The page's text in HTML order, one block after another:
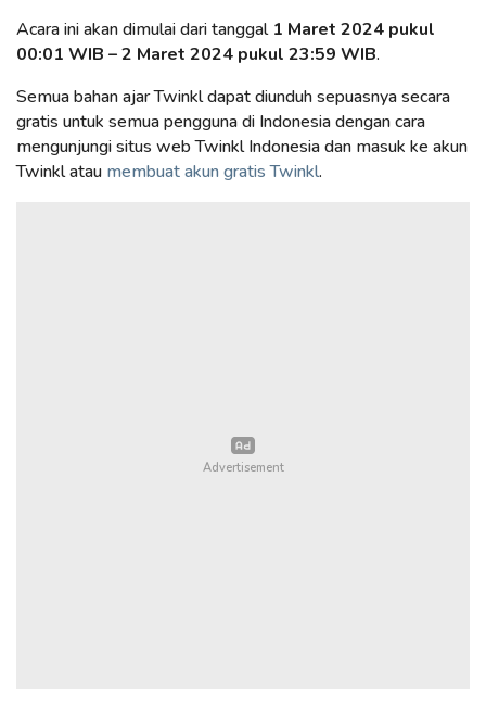
Acara ini akan dimulai dari tanggal 1 Maret 2024 pukul
00:01 WIB – 2 Maret 2024 pukul 23:59 WIB.
Semua bahan ajar Twinkl dapat diunduh sepuasnya secara
gratis untuk semua pengguna di Indonesia dengan cara
mengunjungi situs web Twinkl Indonesia dan masuk ke akun
Twinkl atau membuat akun gratis Twinkl.